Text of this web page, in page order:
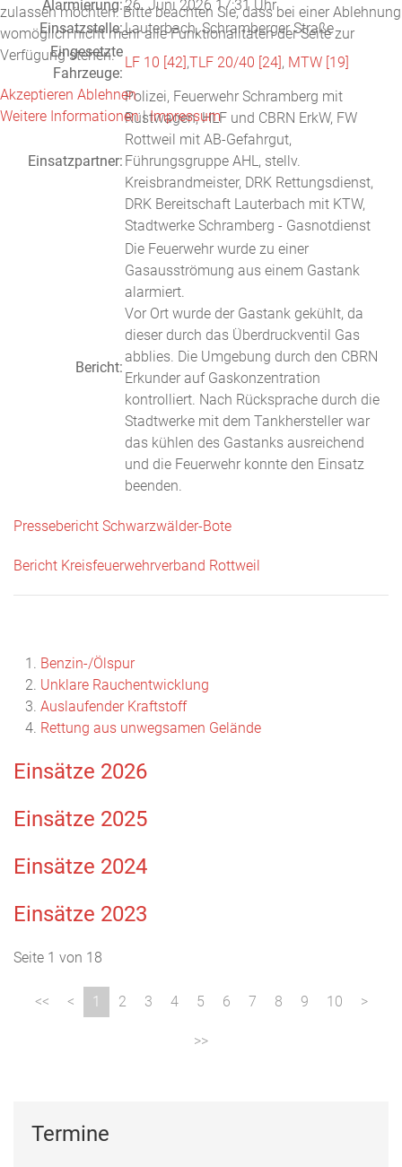
Alarmierung:26. Juni 2026 17:31 Uhr
Einsatzstelle:Lauterbach, Schramberger Straße
Eingesetzte
Fahrzeuge:
LF 10 [42],TLF 20/40 [24], MTW [19]
Einsatzpartner:
Polizei, Feuerwehr Schramberg mit
Rüstwagen, HLF und CBRN ErkW, FW
Rottweil mit AB-Gefahrgut,
Führungsgruppe AHL, stellv.
Kreisbrandmeister, DRK Rettungsdienst,
DRK Bereitschaft Lauterbach mit KTW,
Stadtwerke Schramberg - Gasnotdienst
Bericht:
Die Feuerwehr wurde zu einer
Gasausströmung aus einem Gastank
alarmiert.
Vor Ort wurde der Gastank gekühlt, da
dieser durch das Überdruckventil Gas
abblies. Die Umgebung durch den CBRN
Erkunder auf Gaskonzentration
kontrolliert. Nach Rücksprache durch die
Stadtwerke mit dem Tankhersteller war
das kühlen des Gastanks ausreichend
und die Feuerwehr konnte den Einsatz
beenden.
Pressebericht Schwarzwälder-Bote
Bericht Kreisfeuerwehrverband Rottweil
Benzin-/Ölspur
Unklare Rauchentwicklung
Auslaufender Kraftstoff
Rettung aus unwegsamen Gelände
Einsätze 2026
Einsätze 2025
Einsätze 2024
Einsätze 2023
Seite 1 von 18
1 2 3 4 5 6 7 8 9 10
Termine
zulassen möchten. Bitte beachten Sie, dass bei einer Ablehnung
womöglich nicht mehr alle Funktionalitäten der Seite zur
Verfügung stehen.
Akzeptieren Ablehnen
Weitere Informationen|Impressum